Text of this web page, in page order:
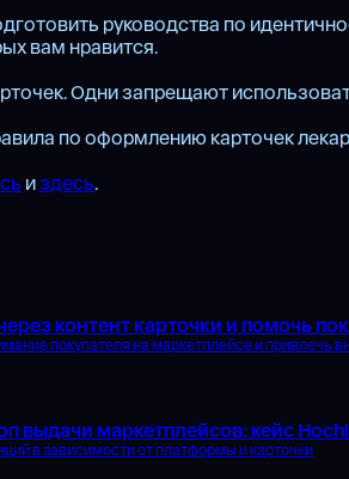
руководства по
вам нравится.
Одни запрещают
по оформлению карточек
издесь.
контент карточки и помочь
покупателя на маркетплейсе и привлечь
выдачи маркетплейсов: кейс
в зависимости от платформы и карточки